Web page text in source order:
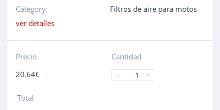
Category:
Filtros de aire para motos
ver detalles
Precio
20.64€
Cantidad
-
+
Total